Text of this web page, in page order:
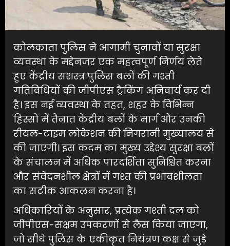
कोलकाता पुलिस ने आगामी चुनावों या सुरक्षा
व्यवस्था के मद्देनजर एक महत्वपूर्ण निर्णय लेते
हुए केंद्रीय सशस्त्र पुलिस बलों की गश्ती
गतिविधियों की जीपीएस ट्रैकिंग अनिवार्य कर दी
है। इस नई व्यवस्था के तहत, शहर के विभिन्न
हिस्सों में तैनात केंद्रीय बलों के मार्ग और उनकी
रीयल-टाइम लोकेशन की निगरानी मुख्यालय से
की जाएगी। इस कदम का मुख्य उद्देश्य सुरक्षा बलों
के संचालन में अधिक पारदर्शिता सुनिश्चित करना
और संवेदनशील क्षेत्रों में गश्त की प्रभावशीलता
का सटीक आकलन करना है।
अधिकारियों के अनुसार, प्रत्येक गश्ती दल को
जीपीएस-सक्षम उपकरणों से लैस किया जाएगा,
जो सीधे पुलिस के एकीकृत नियंत्रण कक्ष से जुड़े